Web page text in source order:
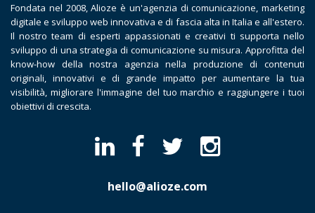
Fondata nel 2008, Alioze è un'agenzia di comunicazione, marketing
digitale e sviluppo web innovativa e di fascia alta in Italia e all'estero.
Il nostro team di esperti appassionati e creativi ti supporta nello
sviluppo di una strategia di comunicazione su misura. Approfitta del
know-how della nostra agenzia nella produzione di contenuti
originali, innovativi e di grande impatto per aumentare la tua
visibilità, migliorare l'immagine del tuo marchio e raggiungere i tuoi
obiettivi di crescita.
hello@alioze.com